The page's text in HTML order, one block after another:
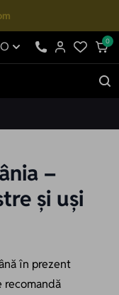
0
–
și uși
în prezent
recomandă